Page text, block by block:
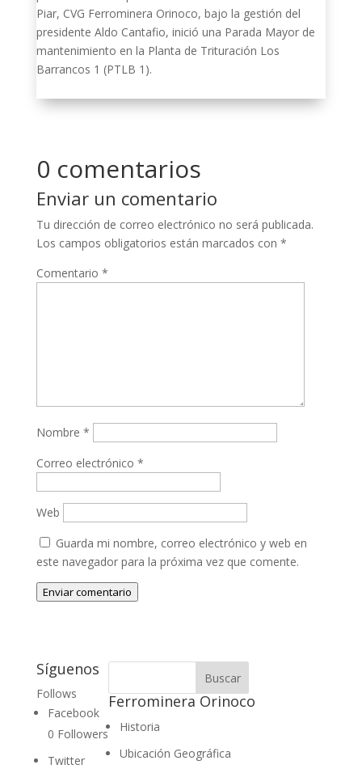
Piar, CVG Ferrominera Orinoco, bajo la gestión del
presidente Aldo Cantafio, inició una Parada Mayor de
mantenimiento en la Planta de Trituración Los
Barrancos 1 (PTLB 1).
0 comentarios
Enviar un comentario
Tu dirección de correo electrónico no será publicada.
Los campos obligatorios están marcados con *
Comentario *
Nombre *
Correo electrónico *
Web
Guarda mi nombre, correo electrónico y web en
este navegador para la próxima vez que comente.
Enviar comentario
Síguenos
Follows
Facebook
0 Followers
Twitter
Ferrominera Orinoco
Historia
Ubicación Geográfica